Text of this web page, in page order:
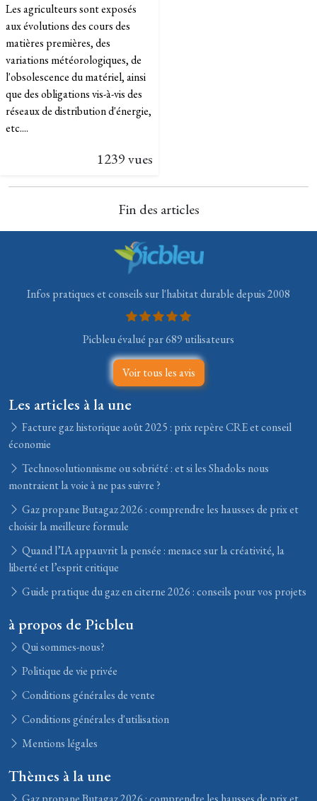
Les agriculteurs sont exposés
aux évolutions des cours des
matières premières, des
variations météorologiques, de
l'obsolescence du matériel, ainsi
que des obligations vis-à-vis des
réseaux de distribution d'énergie,
etc....
1239 vues
Fin des articles
Infos pratiques et conseils sur l'habitat durable depuis 2008
Picbleu évalué par 689 utilisateurs
Voir tous les avis
Les articles à la une
Facture gaz historique août 2025 : prix repère CRE et conseil
économie
Technosolutionnisme ou sobriété : et si les Shadoks nous
montraient la voie à ne pas suivre ?
Gaz propane Butagaz 2026 : comprendre les hausses de prix et
choisir la meilleure formule
Quand l’IA appauvrit la pensée : menace sur la créativité, la
liberté et l’esprit critique
Guide pratique du gaz en citerne 2026 : conseils pour vos projets
à propos de Picbleu
Qui sommes-nous?
Politique de vie privée
Conditions générales de vente
Conditions générales d'utilisation
Mentions légales
Thèmes à la une